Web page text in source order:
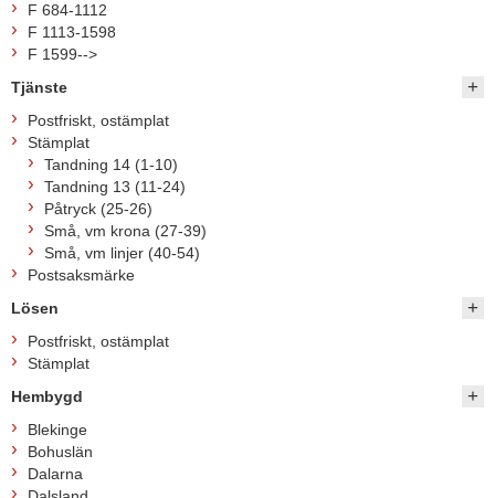
F 684-1112
F 1113-1598
F 1599-->
Tjänste
Postfriskt, ostämplat
Stämplat
Tandning 14 (1-10)
Tandning 13 (11-24)
Påtryck (25-26)
Små, vm krona (27-39)
Små, vm linjer (40-54)
Postsaksmärke
Lösen
Postfriskt, ostämplat
Stämplat
Hembygd
Blekinge
Bohuslän
Dalarna